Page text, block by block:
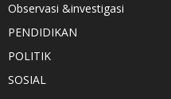
Observasi &investigasi
PENDIDIKAN
POLITIK
SOSIAL